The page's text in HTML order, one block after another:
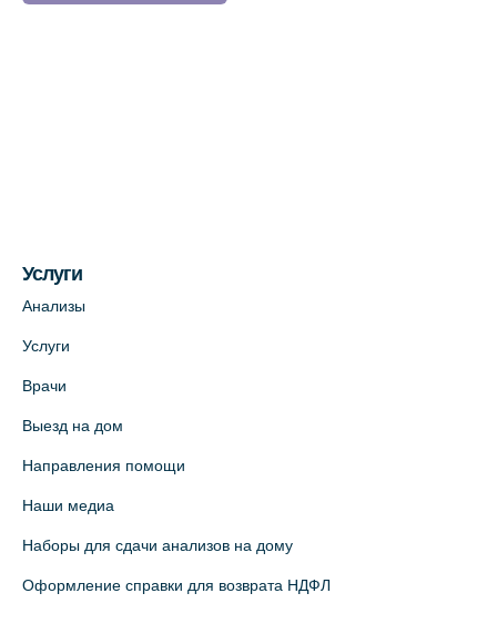
Услуги
Анализы
Услуги
Врачи
Выезд на дом
Направления помощи
Наши медиа
Наборы для сдачи анализов на дому
Оформление справки для возврата НДФЛ